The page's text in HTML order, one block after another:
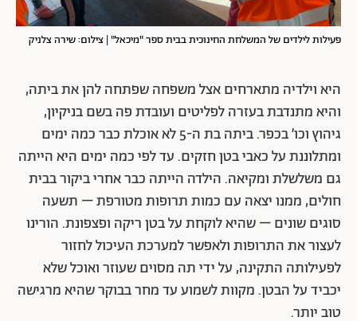
פעילות לילדים של המשלחת החינוכית בבית ספר "מיכאל" | צילום: שירה צלניק
היא וילדיה מתארחים אצל משפחה שפתחה להן את ביתה,
והיא מתנדבת בעזרה לפליטים ועובדת פה בשם בניקיון,
גיהוץ וכו׳ בכפר. ביתה בת ה-5 לא אוכלת כבר כמה ימים
ומתלוננת על כאבי בטן חזקים. עד לפי כמה ימים היא הייתה
גם משלשלת ומקיאה. הילדה הייתה כבר אחרי ביקור בבית
חולים, ממנו יצאה עם כמות תרופות מטורפת – תשעה
סוגים שונים – שהיא לוקחת על בטן ריקה ופצפונת. הורינו
לעצור את התרופות ולאפשר למערכת העיכול לחזור
לפעילותה התקינה, על ידי תה מסוים שעוזר ואוכל שלא
יכביד על הבטן. מקוות לשמוע עד מחר בבוקר שהיא מרגישה
טוב יותר.